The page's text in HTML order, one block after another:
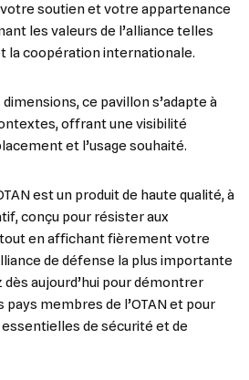
soutien et votre appartenance
les valeurs de l’alliance telles
la coopération internationale.
ce pavillon s’adapte à
offrant une visibilité
et l’usage souhaité.
est un produit de haute qualité, à
conçu pour résister aux
en affichant fièrement votre
de défense la plus importante
aujourd’hui pour démontrer
membres de l’OTAN et pour
de sécurité et de